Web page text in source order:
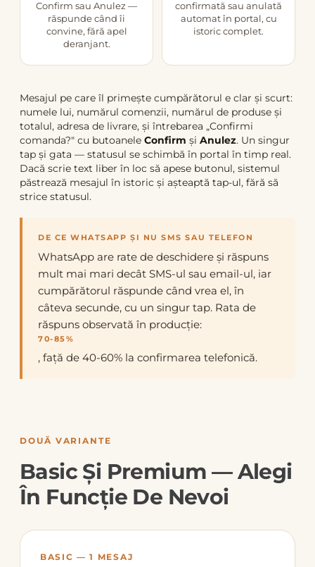
Confirm sau Anulez —
răspunde când îi
convine, fără apel
deranjant.
confirmată sau anulată
automat în portal, cu
istoric complet.
Mesajul pe care îl primește cumpărătorul e clar și scurt:
numele lui, numărul comenzii, numărul de produse și
totalul, adresa de livrare, și întrebarea „Confirmi
comanda?" cu butoanele Confirm și Anulez. Un singur
tap și gata — statusul se schimbă în portal în timp real.
Dacă scrie text liber în loc să apese butonul, sistemul
păstrează mesajul în istoric și așteaptă tap-ul, fără să
strice statusul.
DE CE WHATSAPP ȘI NU SMS SAU TELEFON
WhatsApp are rate de deschidere și răspuns
mult mai mari decât SMS-ul sau email-ul, iar
cumpărătorul răspunde când vrea el, în
câteva secunde, cu un singur tap. Rata de
răspuns observată în producție:
70-85%
, față de 40-60% la confirmarea telefonică.
DOUĂ VARIANTE
Basic Și Premium — Alegi
În Funcție De Nevoi
BASIC — 1 MESAJ